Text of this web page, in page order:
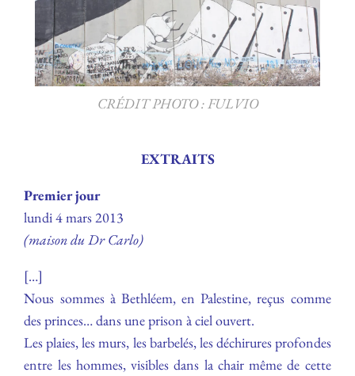
CRÉDIT PHOTO : FULVIO
EXTRAITS
Premier jour
lundi 4 mars 2013
(maison du Dr Carlo)
[…]
Nous sommes à Bethléem, en Palestine, reçus comme
des princes… dans une prison à ciel ouvert.
Les plaies, les murs, les barbelés, les déchirures profondes
entre les hommes, visibles dans la chair même de cette